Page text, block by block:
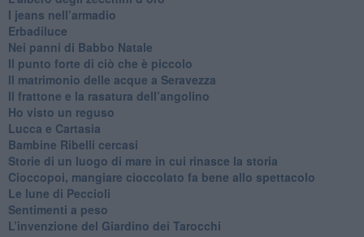
​I jeans nell’armadio
Erbadiluce
Nei panni di Babbo Natale
​Il punto forte di ciò che è piccolo
​Il matrimonio delle acque a Seravezza
​Il frattone e la rasatura dell’angolino
​Ho visto un reguso
Lucca e Cartasia
Bambine Ribelli cercasi
Storie di un luogo di mare in cui rinasce la storia
Cioccopoi, mangiare cioccolato fa bene allo spettacolo
​Le lune di Peccioli
​Sentimenti a peso
​L’invenzione del Giardino dei Tarocchi